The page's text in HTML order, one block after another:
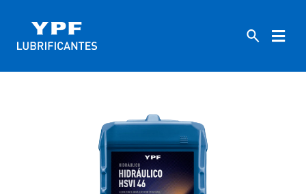
HOME INDUSTRIAIS 46